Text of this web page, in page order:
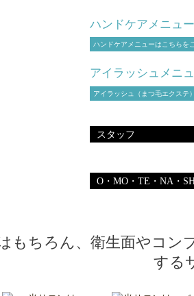
ハンドケアメニュー
ハンドケアメニューはこちらを
アイラッシュメニ
アイラッシュ（まつ毛エクステ
スタッフ
O・MO・TE・NA・
もちろん、衛生面やコ
する